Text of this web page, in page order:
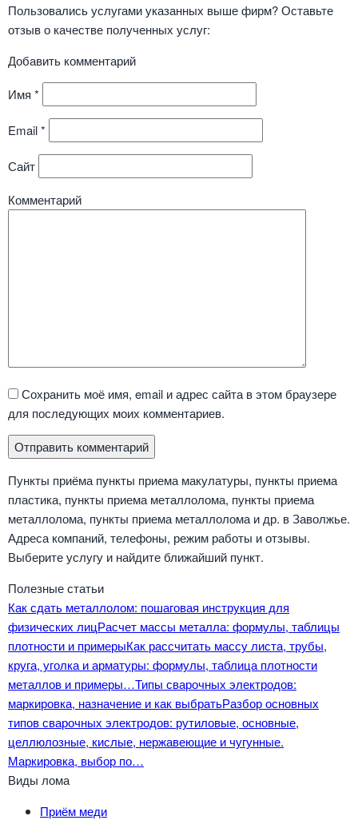
Пользовались услугами указанных выше фирм? Оставьте
отзыв о качестве полученных услуг:
Добавить комментарий
Имя *
Email*
Сайт
Комментарий
Сохранить моё имя, email и адрес сайта в этом браузере
для последующих моих комментариев.
Пункты приёма пункты приема макулатуры, пункты приема
пластика, пункты приема металлолома, пункты приема
металлолома, пункты приема металлолома и др. в Заволжье.
Адреса компаний, телефоны, режим работы и отзывы.
Выберите услугу и найдите ближайший пункт.
Полезные статьи
Как сдать металлолом: пошаговая инструкция для
физических лицРасчет массы металла: формулы, таблицы
плотности и примерыКак рассчитать массу листа, трубы,
круга, уголка и арматуры: формулы, таблица плотности
металлов и примеры…Типы сварочных электродов:
маркировка, назначение и как выбратьРазбор основных
типов сварочных электродов: рутиловые, основные,
целлюлозные, кислые, нержавеющие и чугунные.
Маркировка, выбор по…
Виды лома
Приём меди